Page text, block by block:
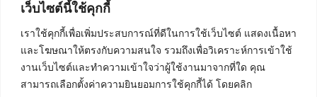
เว็บไซต์นี้ใช้คุกกี้
เราใช้คุกกี้เพื่อเพิ่มประสบการณ์ที่ดีในการใช้เว็บไซต์ แสดงเนื้อหา
และโฆษณาให้ตรงกับความสนใจ รวมถึงเพื่อวิเคราะห์การเข้าใช้
งานเว็บไซต์และทำความเข้าใจว่าผู้ใช้งานมาจากที่ใด คุณ
สามารถเลือกตั้งค่าความยินยอมการใช้คุกกี้ได้ โดยคลิก
ติดต่อเรา
บริษัท เน็ทฟิวชั่น คอมมิวนิเคชั่น จำกัด 420/94 ถนน
นัมเบอร์วัน-ราม 2 แขวงดอกไม้, เขตประเวศ